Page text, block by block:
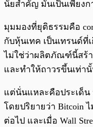
นัยสำคัญ มันเป็นเพียง
มุมมองที่ยุติธรรมคือ
กับหุ้นเทค เป็นเทรนด์
ไม่ใช่ว่าผลิตภัณฑ์นี้สร้า
และทำให้ถาวรขึ้นเท่า
แต่นั่นแหละคือประเด็
โดยปริยายว่า Bitcoin
ต่อไป และเมื่อ Wall